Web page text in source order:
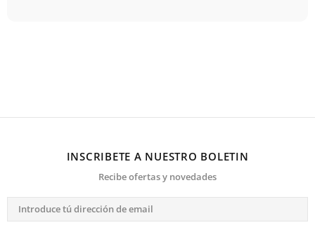
INSCRIBETE A NUESTRO BOLETIN
Recibe ofertas y novedades